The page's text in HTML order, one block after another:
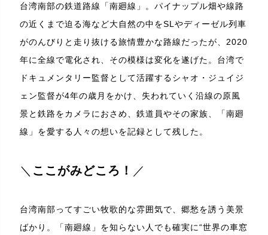
台湾南部の鉄道路線「南廻線」。パイナップル畑や線路
の近くまで迫る海など大自然の中をSLやディーゼル列車
がのんびりと走り抜ける旅情豊かな路線だったが、2020
年に全線で電化され、その模様は変化を遂げた。台湾で
ドキュメンタリー監督として活躍するシャオ・ジュイジ
ェン監督が4年の歳月をかけ、失われていく沿線の原風
景と鉄路をカメラにおさめ、鉄道員やその家族、「南廻
線」を愛する人々の想いを記録として残した。
＼ ここがみどころ！ ／
台湾南部ってすごい牧歌的な雰囲気で、郷愁を誘う美景
ばかり。「南廻線」を知らない人でも確実に“世界の車窓